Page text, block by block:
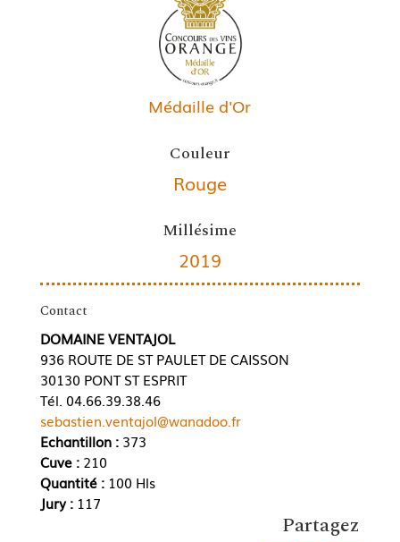
Médaille d'Or
Couleur
Rouge
Millésime
2019
Contact
DOMAINE VENTAJOL
936 ROUTE DE ST PAULET DE CAISSON
30130 PONT ST ESPRIT
Tél. 04.66.39.38.46
sebastien.ventajol@wanadoo.fr
Echantillon :373
Cuve : 210
Quantité : 100 Hls
Jury : 117
Partagez